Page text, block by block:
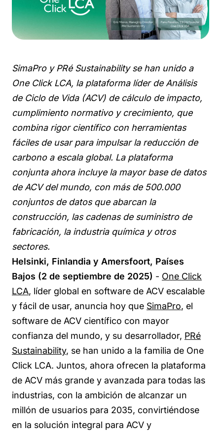
SimaPro y PRé Sustainability se han unido a
One Click LCA, la plataforma líder de Análisis
de Ciclo de Vida (ACV) de cálculo de impacto,
cumplimiento normativo y crecimiento, que
combina rigor científico con herramientas
fáciles de usar para impulsar la reducción de
carbono a escala global. La plataforma
conjunta ahora incluye la mayor base de datos
de ACV del mundo, con más de 500.000
conjuntos de datos que abarcan la
construcción, las cadenas de suministro de
fabricación, la industria química y otros
sectores.
Helsinki, Finlandia y Amersfoort, Países
Bajos (2 de septiembre de 2025) - One Click
LCA, líder global en software de ACV escalable
y fácil de usar, anuncia hoy que SimaPro, el
software de ACV científico con mayor
confianza del mundo, y su desarrollador, PRé
Sustainability, se han unido a la familia de One
Click LCA. Juntos, ahora ofrecen la plataforma
de ACV más grande y avanzada para todas las
industrias, con la ambición de alcanzar un
millón de usuarios para 2035, convirtiéndose
en la solución integral para ACV y